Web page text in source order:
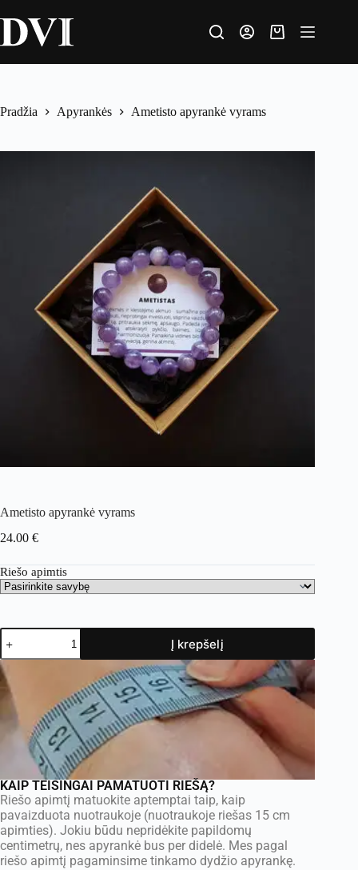
Pradžia Apyrankės Ametisto apyrankė vyrams
Ametisto apyrankė vyrams
24.00 €
Riešo apimtis
Į krepšelį
KAIP TEISINGAI PAMATUOTI RIEŠĄ?
Riešo apimtį matuokite aptemptai taip, kaip
pavaizduota nuotraukoje (nuotraukoje riešas 15 cm
apimties). Jokiu būdu nepridėkite papildomų
centimetrų, nes apyrankė bus per didelė. Mes pagal
riešo apimtį pagaminsime tinkamo dydžio apyrankę.